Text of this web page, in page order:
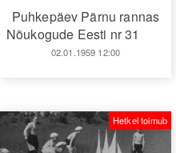
Puhkepäev Pärnu rannas
Nõukogude Eesti nr 31
02.01.1959 12:00
Hetkel toimub